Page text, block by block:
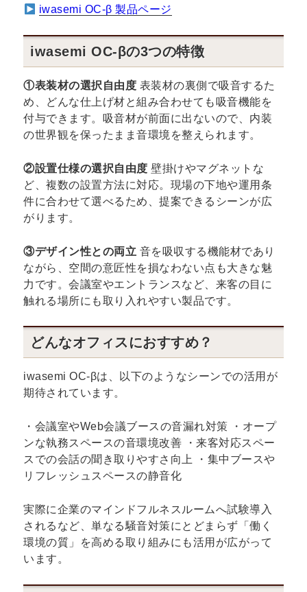
iwasemi OC-β 製品ページ
iwasemi OC-βの3つの特徴
①表装材の選択自由度 表装材の裏側で吸音するた
め、どんな仕上げ材と組み合わせても吸音機能を
付与できます。吸音材が前面に出ないので、内装
の世界観を保ったまま音環境を整えられます。
②設置仕様の選択自由度 壁掛けやマグネットな
ど、複数の設置方法に対応。現場の下地や運用条
件に合わせて選べるため、提案できるシーンが広
がります。
③デザイン性との両立 音を吸収する機能材であり
ながら、空間の意匠性を損なわない点も大きな魅
力です。会議室やエントランスなど、来客の目に
触れる場所にも取り入れやすい製品です。
どんなオフィスにおすすめ？
iwasemi OC-βは、以下のようなシーンでの活用が
期待されています。
・会議室やWeb会議ブースの音漏れ対策 ・オープ
ンな執務スペースの音環境改善 ・来客対応スペー
スでの会話の聞き取りやすさ向上 ・集中ブースや
リフレッシュスペースの静音化
実際に企業のマインドフルネスルームへ試験導入
されるなど、単なる騒音対策にとどまらず「働く
環境の質」を高める取り組みにも活用が広がって
います。